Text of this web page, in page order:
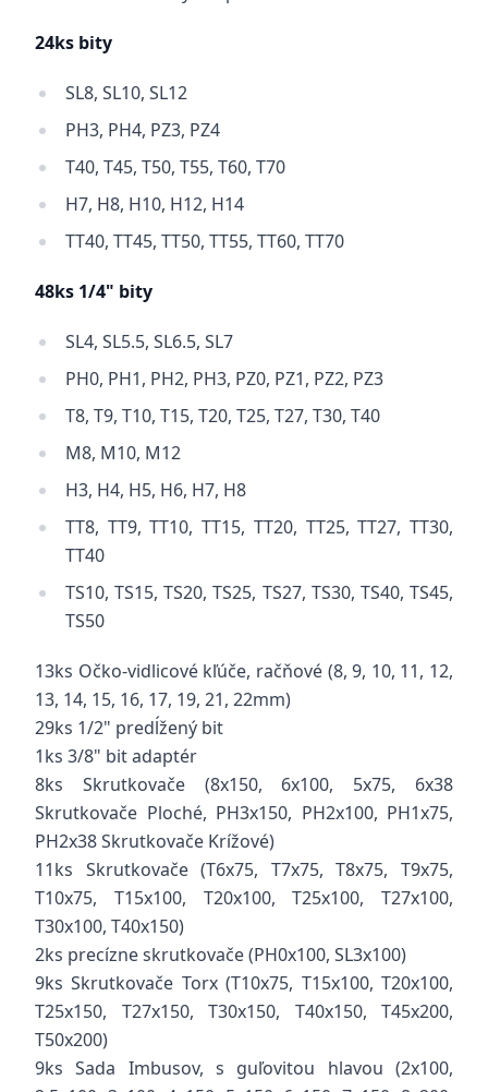
24ks bity
SL8, SL10, SL12
PH3, PH4, PZ3, PZ4
T40, T45, T50, T55, T60, T70
H7, H8, H10, H12, H14
TT40, TT45, TT50, TT55, TT60, TT70
48ks 1/4" bity
SL4, SL5.5, SL6.5, SL7
PH0, PH1, PH2, PH3, PZ0, PZ1, PZ2, PZ3
T8, T9, T10, T15, T20, T25, T27, T30, T40
M8, M10, M12
H3, H4, H5, H6, H7, H8
TT8, TT9, TT10, TT15, TT20, TT25, TT27, TT30,
TT40
TS10, TS15, TS20, TS25, TS27, TS30, TS40, TS45,
TS50
13ks Očko-vidlicové kľúče, račňové (8, 9, 10, 11, 12,
13, 14, 15, 16, 17, 19, 21, 22mm)
29ks 1/2" predĺžený bit
1ks 3/8" bit adaptér
8ks Skrutkovače (8x150, 6x100, 5x75, 6x38
Skrutkovače Ploché, PH3x150, PH2x100, PH1x75,
PH2x38 Skrutkovače Krížové)
11ks Skrutkovače (T6x75, T7x75, T8x75, T9x75,
T10x75, T15x100, T20x100, T25x100, T27x100,
T30x100, T40x150)
2ks precízne skrutkovače (PH0x100, SL3x100)
9ks Skrutkovače Torx (T10x75, T15x100, T20x100,
T25x150, T27x150, T30x150, T40x150, T45x200,
T50x200)
9ks Sada Imbusov, s guľovitou hlavou (2x100,